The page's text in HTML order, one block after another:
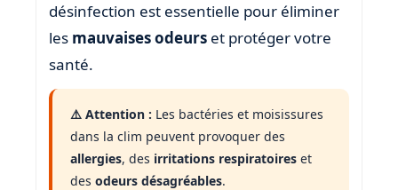
désinfection est essentielle pour éliminer
les mauvaises odeurs et protéger votre
santé.
⚠️ Attention : Les bactéries et moisissures
dans la clim peuvent provoquer des
allergies, des irritations respiratoires et
des odeurs désagréables.